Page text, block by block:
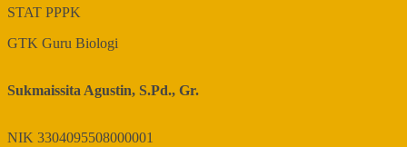
STAT PPPK
GTK Guru Biologi
Sukmaissita Agustin, S.Pd., Gr.
NIK 3304095508000001